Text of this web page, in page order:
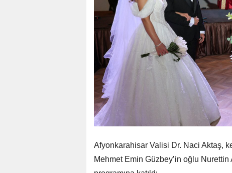
Afyonkarahisar Valisi Dr. Naci Aktaş,
Mehmet Emin Güzbey’in oğlu